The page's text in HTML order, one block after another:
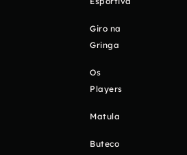
Giro na
Gringa
Os
Players
Matula
Buteco